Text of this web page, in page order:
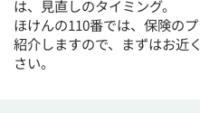
は、見直しのタイミング。
ほけんの110番では、保険の
紹介しますので、まずはお近
さい。